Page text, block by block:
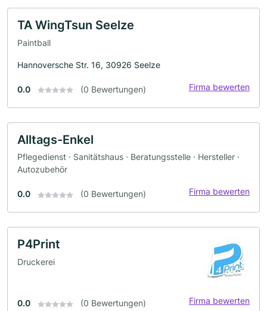
TA WingTsun Seelze
Paintball
Hannoversche Str. 16, 30926 Seelze
0.0 (0 Bewertungen) Firma bewerten
Alltags-Enkel
Pflegedienst · Sanitätshaus · Beratungsstelle · Hersteller ·
Autozubehör
0.0 (0 Bewertungen) Firma bewerten
P4Print
Druckerei
0.0 (0 Bewertungen) Firma bewerten